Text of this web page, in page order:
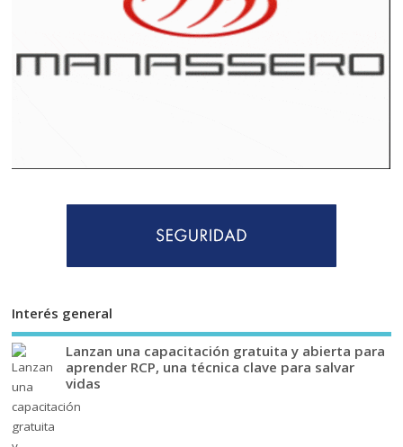
Interés general
Lanzan una capacitación gratuita y abierta para
aprender RCP, una técnica clave para salvar
vidas